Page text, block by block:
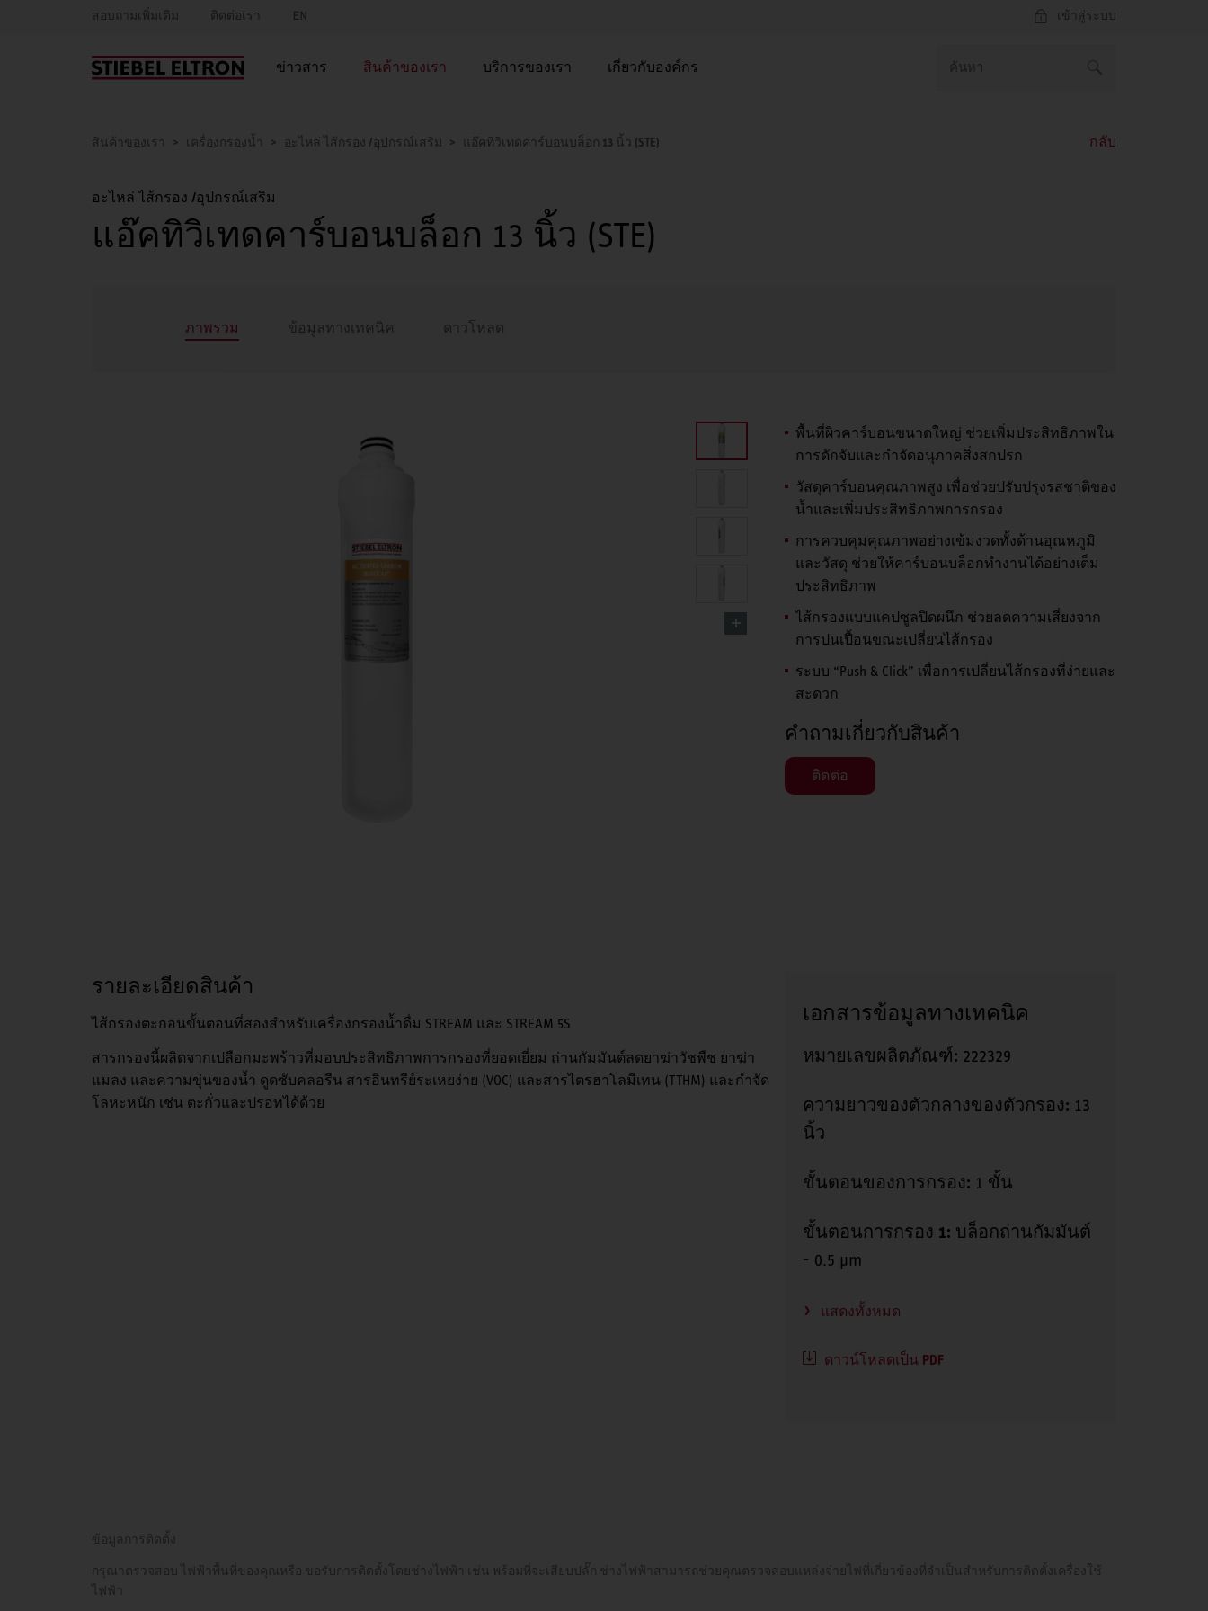
สอบถามเพิ่มเติม ติดต่อเรา EN เข้าสู่ระบบ
ข่าวสาร สินค้าของเรา บริการของเรา เกี่ยวกับองค์กร
สินค้าของเรา เครื่องกรองน้ำ อะไหล่ ไส้กรอง /อุปกรณ์เสริม แอ๊คทิวิเทดคาร์บอนบล็อก 13 นิ้ว (STE) กลับ
อะไหล่ ไส้กรอง /อุปกรณ์เสริม
แอ๊คทิวิเทดคาร์บอนบล็อก 13 นิ้ว (STE)
ภาพรวม ข้อมูลทางเทคนิค ดาวโหลด
พื้นที่ผิวคาร์บอนขนาดใหญ่ ช่วยเพิ่มประสิทธิภาพใน
การดักจับและกำจัดอนุภาคสิ่งสกปรก
วัสดุคาร์บอนคุณภาพสูง เพื่อช่วยปรับปรุงรสชาติของ
น้ำและเพิ่มประสิทธิภาพการกรอง
การควบคุมคุณภาพอย่างเข้มงวดทั้งด้านอุณหภูมิ
และวัสดุ ช่วยให้คาร์บอนบล็อกทำงานได้อย่างเต็ม
ประสิทธิภาพ
ไส้กรองแบบแคปซูลปิดผนึก ช่วยลดความเสี่ยงจาก
การปนเปื้อนขณะเปลี่ยนไส้กรอง
ระบบ “Push & Click” เพื่อการเปลี่ยนไส้กรองที่ง่ายและ
สะดวก
คำถามเกี่ยวกับสินค้า
ติดต่อ
รายละเอียดสินค้า
ไส้กรองตะกอนขั้นตอนที่สองสำหรับเครื่องกรองน้ำดื่ม STREAM และ STREAM 5S
สารกรองนี้ผลิตจากเปลือกมะพร้าวที่มอบประสิทธิภาพการกรองที่ยอดเยี่ยม ถ่านกัมมันต์ลดยาฆ่าวัชพืช ยาฆ่า
แมลง และความขุ่นของน้ำ ดูดซับคลอรีน สารอินทรีย์ระเหยง่าย (VOC) และสารไตรฮาโลมีเทน (TTHM) และกำจัด
โลหะหนัก เช่น ตะกั่วและปรอทได้ด้วย
เอกสารข้อมูลทางเทคนิค
หมายเลขผลิตภัณฑ์: 222329
ความยาวของตัวกลางของตัวกรอง: 13
นิ้ว
ขั้นตอนของการกรอง: 1 ขั้น
ขั้นตอนการกรอง 1: บล็อกถ่านกัมมันต์
- 0.5 μm
แสดงทั้งหมด
ดาวน์โหลดเป็น PDF
ข้อมูลการติดตั้ง
กรุณาตรวจสอบ ไฟฟ้าพื้นที่ของคุณหรือ ขอรับการติดตั้งโดยช่างไฟฟ้า เช่น พร้อมที่จะเสียบปลั๊ก ช่างไฟฟ้าสามารถช่วยคุณตรวจสอบแหล่งจ่ายไฟที่เกี่ยวข้องที่จำเป็นสำหรับการติดตั้งเครื่องใช้
ไฟฟ้า